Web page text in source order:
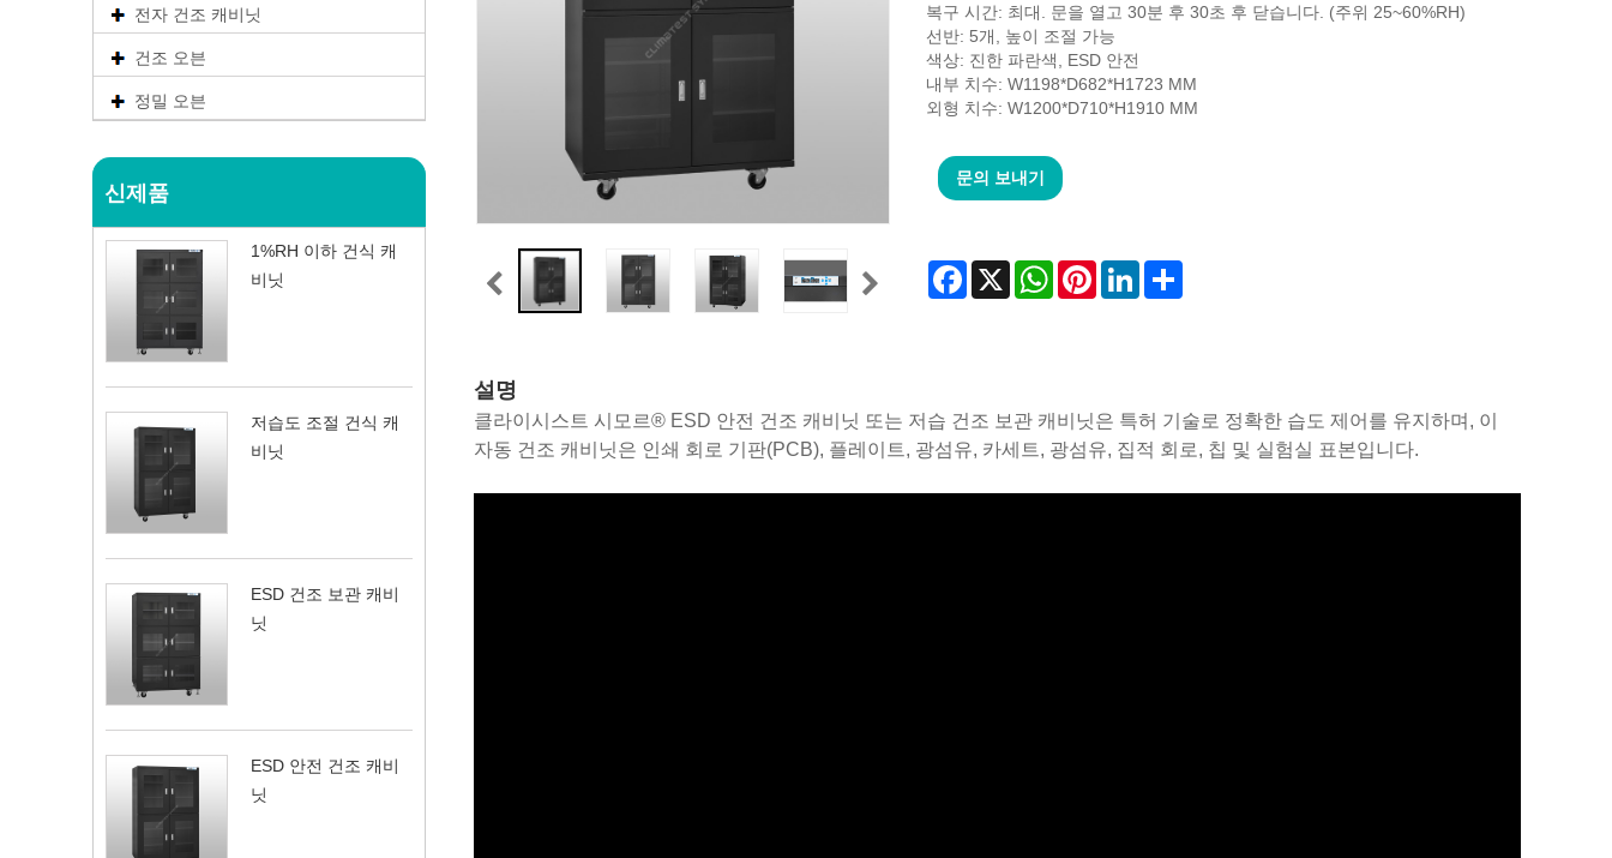
전자 건조 캐비닛
건조 오븐
정밀 오븐
신제품
1%RH 이하 건식 캐
비닛
저습도 조절 건식 캐
비닛
ESD 건조 보관 캐비
닛
ESD 안전 건조 캐비
닛
복구 시간: 최대. 문을 열고 30분 후 30초 후 닫습니다. (주위 25~60%RH)
선반: 5개, 높이 조절 가능
색상: 진한 파란색, ESD 안전
내부 치수: W1198*D682*H1723 MM
외형 치수: W1200*D710*H1910 MM
문의 보내기
Facebook
X WhatsAppPinterestLinkedInShare
설명
클라이시스트 시모르® ESD 안전 건조 캐비닛 또는 저습 건조 보관 캐비닛은 특허 기술로 정확한 습도 제어를 유지하며, 이
자동 건조 캐비닛은 인쇄 회로 기판(PCB), 플레이트, 광섬유, 카세트, 광섬유, 집적 회로, 칩 및 실험실 표본입니다.